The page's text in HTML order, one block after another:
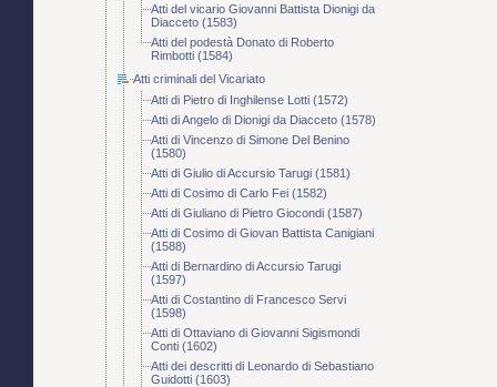
Atti del vicario Giovanni Battista Dionigi da
Diacceto (1583)
Atti del podestà Donato di Roberto
Rimbotti (1584)
Atti criminali del Vicariato
Atti di Pietro di Inghilense Lotti (1572)
Atti di Angelo di Dionigi da Diacceto (1578)
Atti di Vincenzo di Simone Del Benino
(1580)
Atti di Giulio di Accursio Tarugi (1581)
Atti di Cosimo di Carlo Fei (1582)
Atti di Giuliano di Pietro Giocondi (1587)
Atti di Cosimo di Giovan Battista Canigiani
(1588)
Atti di Bernardino di Accursio Tarugi
(1597)
Atti di Costantino di Francesco Servi
(1598)
Atti di Ottaviano di Giovanni Sigismondi
Conti (1602)
Atti dei descritti di Leonardo di Sebastiano
Guidotti (1603)